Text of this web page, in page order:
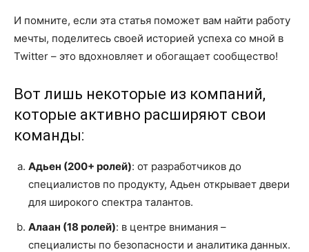
И помните, если эта статья поможет вам найти работу
мечты, поделитесь своей историей успеха со мной в
Twitter – это вдохновляет и обогащает сообщество!
Вот лишь некоторые из компаний,
которые активно расширяют свои
команды:
Адьен (200+ ролей): от разработчиков до
специалистов по продукту, Адьен открывает двери
для широкого спектра талантов.
Алаан (18 ролей): в центре внимания –
специалисты по безопасности и аналитика данных.